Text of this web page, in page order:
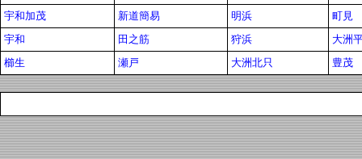
宇和加茂
新道簡易 明浜
町見
宇和
田之筋 狩浜
大洲
櫛生
瀬戸 大洲北只 豊茂